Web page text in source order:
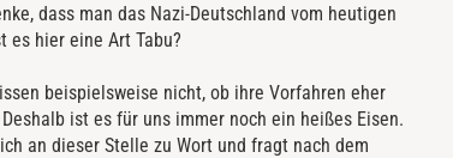
dass man das Nazi-Deutschland vom heutigen
es hier eine Art Tabu?
beispielsweise nicht, ob ihre Vorfahren eher
ist es für uns immer noch ein heißes Eisen.
an dieser Stelle zu Wort und fragt nach dem